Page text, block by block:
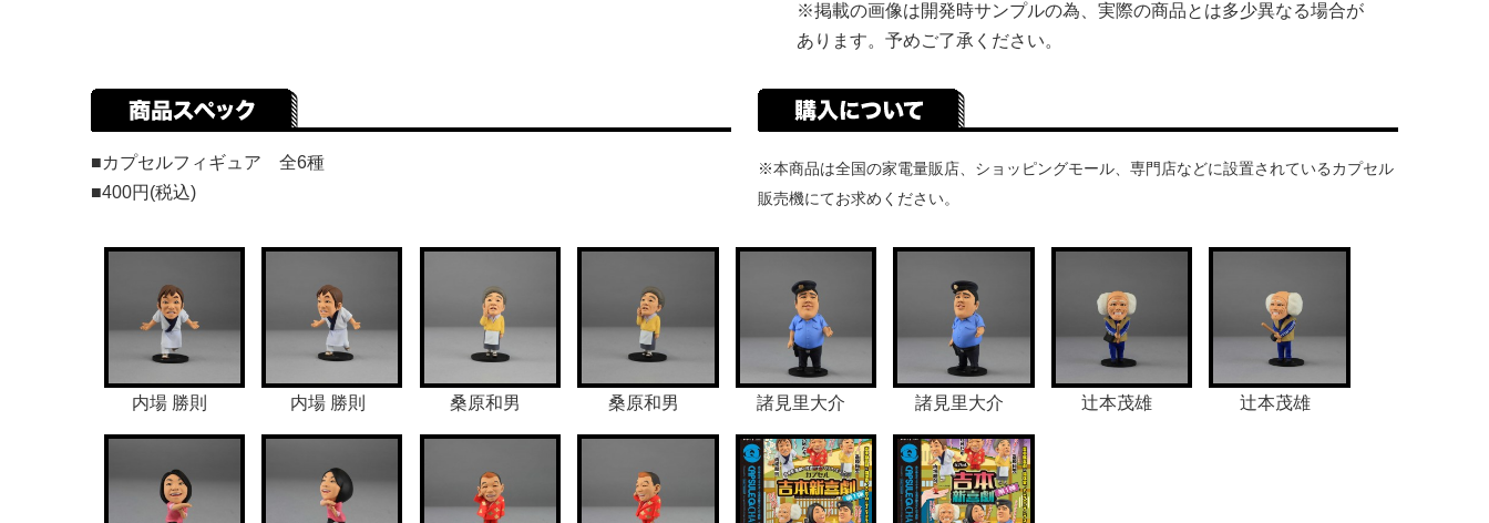
※掲載の画像は開発時サンプルの為、実際の商品とは多少異なる場合が
あります。予めご了承ください。
■カプセルフィギュア 全6種
■400円(税込)
※本商品は全国の家電量販店、ショッピングモール、専門店などに設置されているカプセル
販売機にてお求めください。
内場 勝則 内場 勝則 桑原和男 桑原和男 諸見里大介 諸見里大介 辻本茂雄 辻本茂雄